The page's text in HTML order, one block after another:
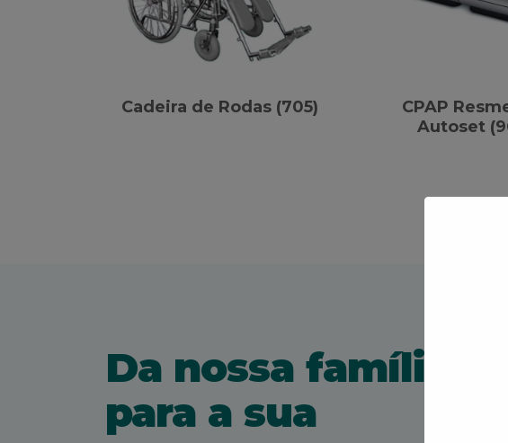
Cadeira de Rodas (705)
CPAP
Autoset
Da nossa família
para a sua